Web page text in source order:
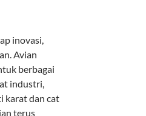
inovasi,
Avian
berbagai
industri,
karat dan cat
terus